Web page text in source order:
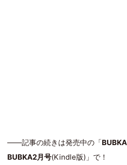
――記事の続きは発売中の「
BUBKA2月号(Kindle版)」で！